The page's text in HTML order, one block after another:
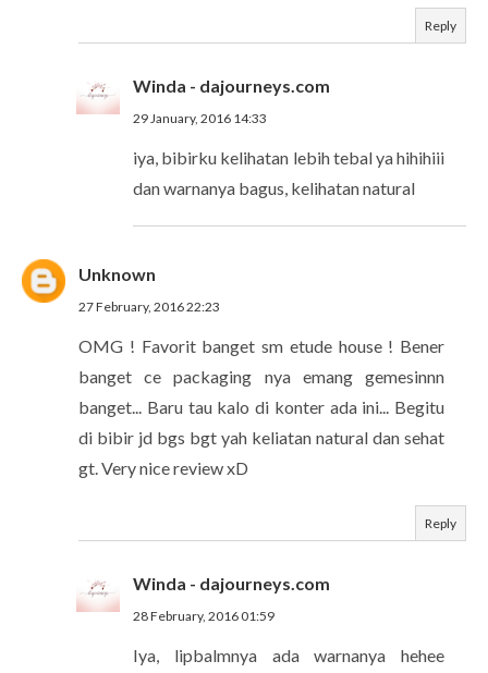
Reply
Winda - dajourneys.com
29 January, 2016 14:33
iya, bibirku kelihatan lebih tebal ya hihihiii
dan warnanya bagus, kelihatan natural
Unknown
27 February, 2016 22:23
OMG ! Favorit banget sm etude house ! Bener
banget ce packaging nya emang gemesinnn
banget... Baru tau kalo di konter ada ini... Begitu
di bibir jd bgs bgt yah keliatan natural dan sehat
gt. Very nice review xD
Reply
Winda - dajourneys.com
28 February, 2016 01:59
Iya, lipbalmnya ada warnanya hehee